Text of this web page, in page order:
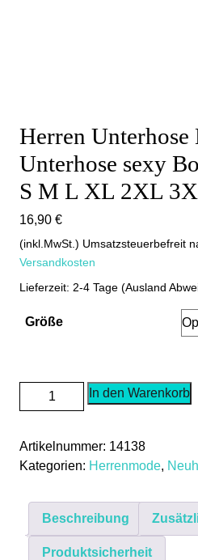
Herren
Unterhose sexy
S M L XL 2XL
16,90 €
(inkl.MwSt.) Umsatzsteuerbefreit
Versandkosten
Lieferzeit: 2-4 Tage (Ausland
Größe
Herren
Unterhose
Unterhose
sexy
Boxershort
In den Warenkorb
Artikelnummer: 14138
Kategorien: Herrenmode,
Beschreibung
Produktsicherheit